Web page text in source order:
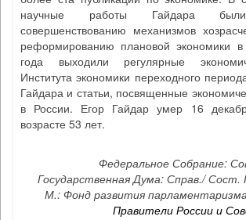
научные работы Гайдара
совершенствованию механизмов
реформированию плановой экономики
года выходили регулярные
Института экономики переходного
Гайдара и статьи, посвященные
в России. Егор Гайдар умер 16
возрасте 53 лет.
Федеральное Собрание:
Государственная Дума: Справ./ Сост.
М.: Фонд развития
Правители России и